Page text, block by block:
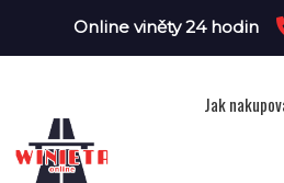
Online viněty 24 hodin
Jak